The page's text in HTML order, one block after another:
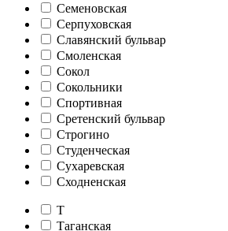
Семеновская
Серпуховская
Славянский бульвар
Смоленская
Сокол
Сокольники
Спортивная
Сретенский бульвар
Строгино
Студенческая
Сухаревская
Сходненская
Т
Таганская